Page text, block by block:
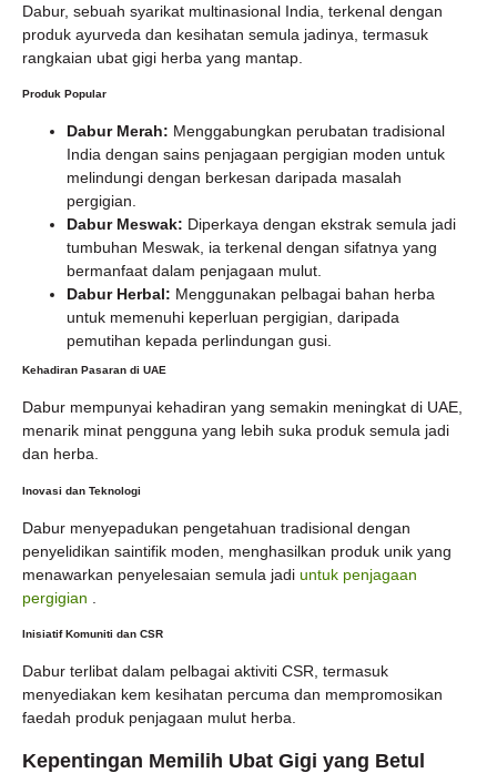
Dabur, sebuah syarikat multinasional India, terkenal dengan
produk ayurveda dan kesihatan semula jadinya, termasuk
rangkaian ubat gigi herba yang mantap.
Produk Popular
Dabur Merah: Menggabungkan perubatan tradisional
India dengan sains penjagaan pergigian moden untuk
melindungi dengan berkesan daripada masalah
pergigian.
Dabur Meswak: Diperkaya dengan ekstrak semula jadi
tumbuhan Meswak, ia terkenal dengan sifatnya yang
bermanfaat dalam penjagaan mulut.
Dabur Herbal: Menggunakan pelbagai bahan herba
untuk memenuhi keperluan pergigian, daripada
pemutihan kepada perlindungan gusi.
Kehadiran Pasaran di UAE
Dabur mempunyai kehadiran yang semakin meningkat di UAE,
menarik minat pengguna yang lebih suka produk semula jadi
dan herba.
Inovasi dan Teknologi
Dabur menyepadukan pengetahuan tradisional dengan
penyelidikan saintifik moden, menghasilkan produk unik yang
menawarkan penyelesaian semula jadi untuk penjagaan
pergigian
Inisiatif Komuniti dan CSR
Dabur terlibat dalam pelbagai aktiviti CSR, termasuk
menyediakan kem kesihatan percuma dan mempromosikan
faedah produk penjagaan mulut herba.
Kepentingan Memilih Ubat Gigi yang Betul